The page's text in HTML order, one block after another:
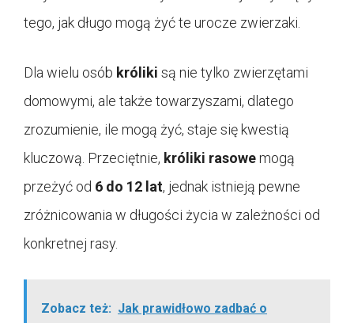
tego, jak długo mogą żyć te urocze zwierzaki.
Dla wielu osób króliki są nie tylko zwierzętami
domowymi, ale także towarzyszami, dlatego
zrozumienie, ile mogą żyć, staje się kwestią
kluczową. Przeciętnie, króliki rasowemogą
przeżyć od 6 do 12 lat, jednak istnieją pewne
zróżnicowania w długości życia w zależności od
konkretnej rasy.
Zobacz też: Jak prawidłowo zadbać o